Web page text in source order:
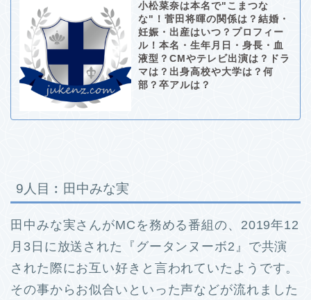
小松菜奈は本名で"こまつな
な"！菅田将暉の関係は？結婚・
妊娠・出産はいつ？プロフィー
ル！本名・生年月日・身長・血
液型？CMやテレビ出演は？ドラ
マは？出身高校や大学は？何
部？卒アルは？
9人目︰田中みな実
田中みな実さんがMCを務める番組の、2019年12
月3日に放送された『グータンヌーボ2』で共演
された際にお互い好きと言われていたようです。
その事からお似合いといった声などが流れました